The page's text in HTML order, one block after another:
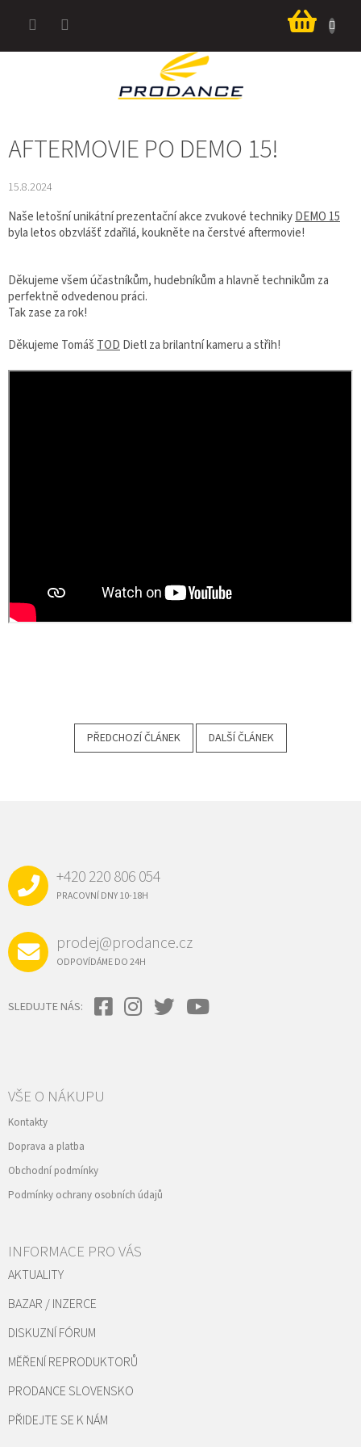
košík
AFTERMOVIE PO DEMO 15!
15.8.2024
Naše letošní unikátní prezentační akce zvukové technikyDEMO 15
byla letos obzvlášť zdařilá, koukněte na čerstvé aftermovie!
Děkujeme všem účastníkům, hudebníkům a hlavně technikům za
perfektně odvedenou práci.
Tak zase za rok!
Děkujeme Tomáš TOD Dietl za brilantní kameru a střih!
PŘEDCHOZÍ ČLÁNEK DALŠÍ ČLÁNEK
+420 220 806 054
PRACOVNÍ DNY 10-18H
prodej@prodance.cz
ODPOVÍDÁME DO 24H
SLEDUJTE NÁS:
VŠE O NÁKUPU
Kontakty
Doprava a platba
Obchodní podmínky
Podmínky ochrany osobních údajů
INFORMACE PRO VÁS
AKTUALITY
BAZAR / INZERCE
DISKUZNÍ FÓRUM
MĚŘENÍ REPRODUKTORŮ
PRODANCE SLOVENSKO
PŘIDEJTE SE K NÁM